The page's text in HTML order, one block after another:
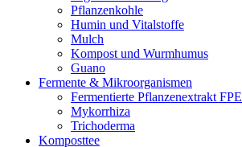
Pflanzenkohle
Humin und Vitalstoffe
Mulch
Kompost und Wurmhumus
Guano
Fermente & Mikroorganismen
Fermentierte Pflanzenextrakt FPE
Mykorrhiza
Trichoderma
Komposttee